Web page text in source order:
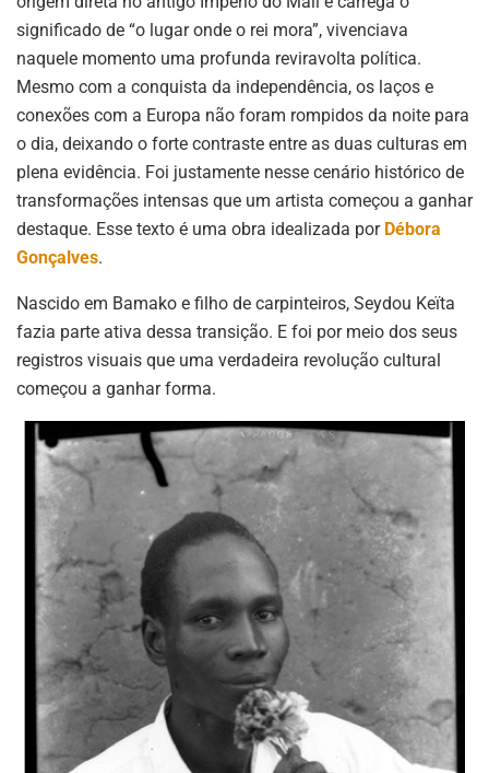
significado de “o lugar onde o rei mora”, vivenciava
naquele momento uma profunda reviravolta política.
Mesmo com a conquista da independência, os laços e
conexões com a Europa não foram rompidos da noite para
o dia, deixando o forte contraste entre as duas culturas em
plena evidência. Foi justamente nesse cenário histórico de
transformações intensas que um artista começou a ganhar
destaque. Esse texto é uma obra idealizada por Débora
Gonçalves.
Nascido em Bamako e filho de carpinteiros, Seydou Keïta
fazia parte ativa dessa transição. E foi por meio dos seus
registros visuais que uma verdadeira revolução cultural
começou a ganhar forma.